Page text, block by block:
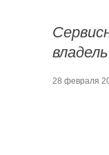
28 февраля